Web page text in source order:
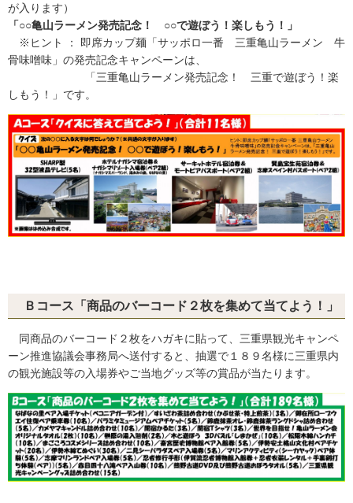
が入ります）
「○○亀山ラーメン発売記念！ ○○で遊ぼう！楽しもう！」
※ヒント ： 即席カップ麺「サッポロ一番 三重亀山ラーメン 牛
骨味噌味」の発売記念キャンペーンは、
「三重亀山ラーメン発売記念！ 三重で遊ぼう！楽
しもう！」です。
Ｂコース「商品のバーコード２枚を集めて当てよう！」
同商品のバーコード２枚をハガキに貼って、三重県観光キャンペ
ーン推進協議会事務局へ送付すると、抽選で１８９名様に三重県内
の観光施設等の入場券やご当地グッズ等の賞品が当たります。